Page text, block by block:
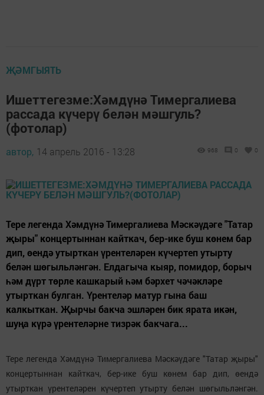
ҖӘМГЫЯТЬ
Ишеттегезме:Хәмдүнә Тимергалиева
рассада күчерү белән мәшгуль?
(фотолар)
автор, 14 апрель 2016 - 13:28 968 0 0
Тере легенда Хәмдүнә Тимергалиева Мәскәүдәге "Татар
җыры" концертыннан кайткач, бер-ике буш көнем бар
дип, өендә утырткан үрентеләрен күчертеп утырту
белән шөгыльләнгән. Елдагыча кыяр, помидор, борыч
һәм дүрт төрле кашкарый һәм бәрхет чәчәкләре
утырткан булган. Үрентеләр матур гына баш
калкыткан. Җырчы бакча эшләрен бик ярата икән,
шуңа күрә үрентеләрне тизрәк бакчага...
Тере легенда Хәмдүнә Тимергалиева Мәскәүдәге "Татар җыры"
концертыннан кайткач, бер-ике буш көнем бар дип, өендә
утырткан үрентеләрен күчертеп утырту белән шөгыльләнгән.